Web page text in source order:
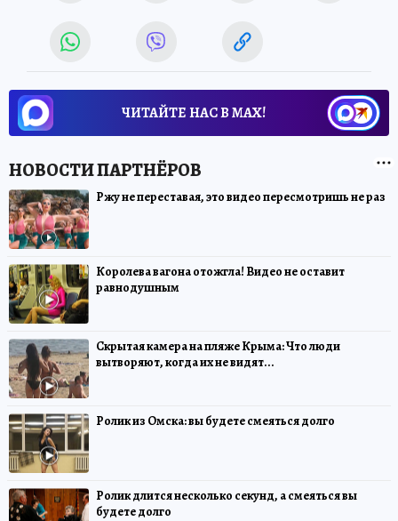
ЧИТАЙТЕ НАС В МАХ!
Ржу не переставая, это видео пересмотришь не раз
Королева вагона отожгла! Видео не оставит
равнодушным
Скрытая камера на пляже Крыма: Что люди
вытворяют, когда их не видят...
Ролик из Омска: вы будете смеяться долго
Ролик длится несколько секунд, а смеяться вы
будете долго